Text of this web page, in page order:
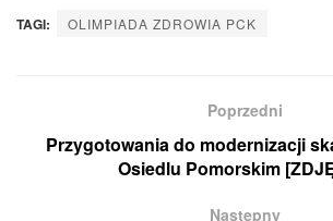
TAGI: OLIMPIADA ZDROWIA PCK
Poprzedni
Przygotowania do modernizacji
Osiedlu Pomorskim
Następny